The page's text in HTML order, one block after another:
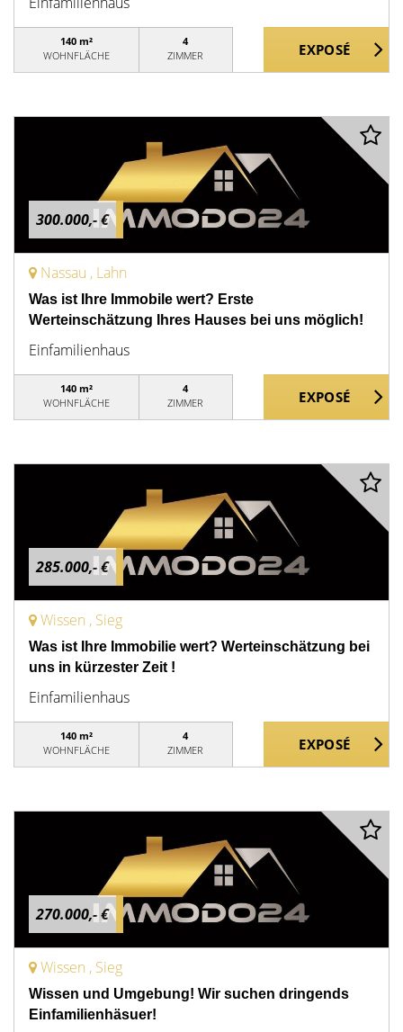
140 m²
WOHNFLÄCHE
4
ZIMMER
300.000,- €
Nassau , Lahn
Was ist Ihre Immobile wert? Erste
Werteinschätzung Ihres Hauses bei uns möglich!
Einfamilienhaus
140 m²
WOHNFLÄCHE
4
ZIMMER
285.000,- €
Wissen , Sieg
Was ist Ihre Immobilie wert? Werteinschätzung bei
uns in kürzester Zeit !
Einfamilienhaus
140 m²
WOHNFLÄCHE
4
ZIMMER
270.000,- €
Wissen , Sieg
Wissen und Umgebung! Wir suchen dringends
Einfamilienhäsuer!